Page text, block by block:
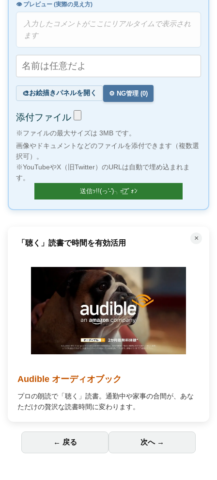
👁️ プレビュー (実際の見え方)
入力したコメントがここにリアルタイムで表示され
ます
🎨お絵描きパネルを開く ⚙️ NG管理 (0)
添付ファイル
※ファイルの最大サイズは 3MB です。
画像やドキュメントなどのファイルを添付できます（複数選
択可）。
※YouTubeやX（旧Twitter）のURLは自動で埋め込まれま
す。
×
「聴く」読書で時間を有効活用
Audible オーディオブック
プロの朗読で「聴く」読書。通勤中や家事の合間が、あな
ただけの贅沢な読書時間に変わります。
← 戻る 次へ →